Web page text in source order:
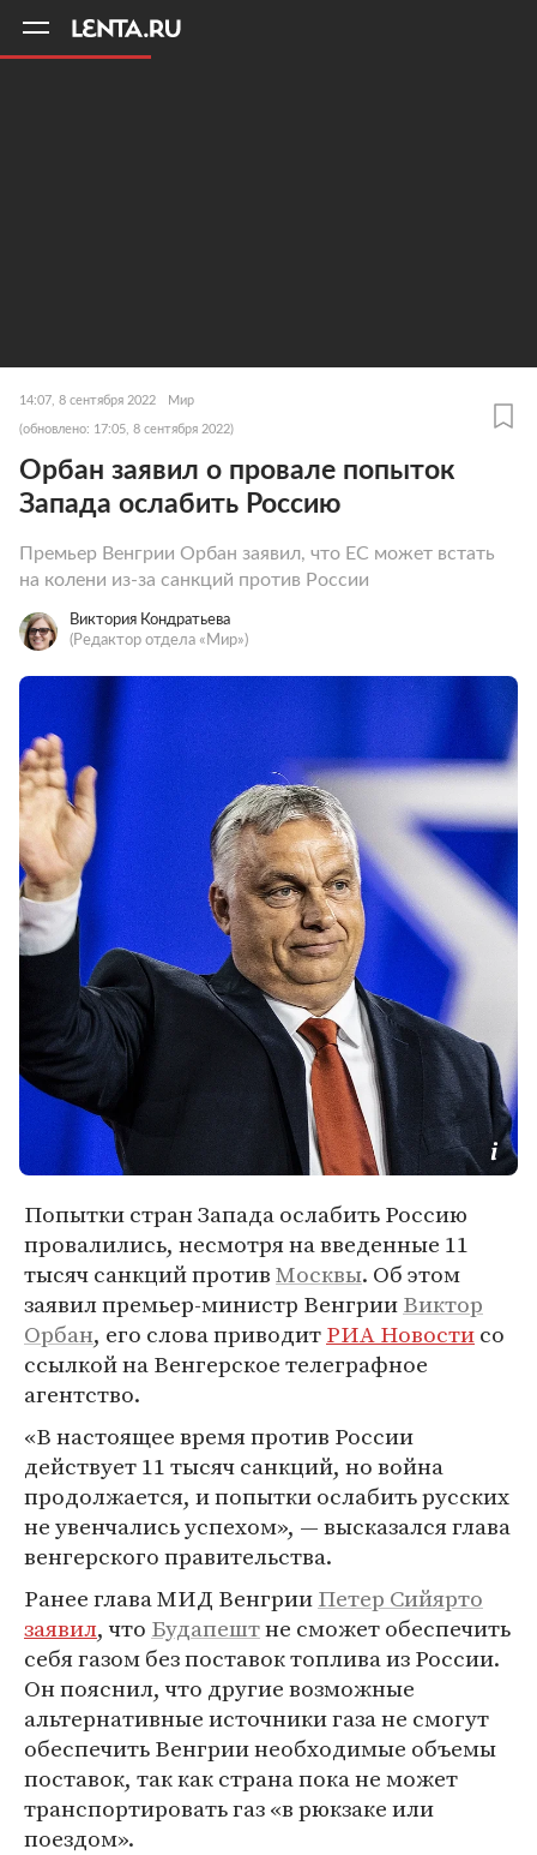
14:07, 8 сентября 2022 Мир
(обновлено: 17:05, 8 сентября 2022)
Орбан заявил о провале попыток
Запада ослабить Россию
Премьер Венгрии Орбан заявил, что ЕС может встать
на колени из-за санкций против России
Виктория Кондратьева
(Редактор отдела «Мир»)
Попытки стран Запада ослабить Россию
провалились, несмотря на введенные 11
тысяч санкций противМосквы. Об этом
заявил премьер-министр ВенгрииВиктор
Орбан, его слова приводитРИА Новостисо
ссылкой на Венгерское телеграфное
агентство.
«В настоящее время против России
действует 11 тысяч санкций, но война
продолжается, и попытки ослабить русских
не увенчались успехом», — высказался глава
венгерского правительства.
Ранее глава МИД ВенгрииПетер Сийярто
заявил, что Будапештне сможет обеспечить
себя газом без поставок топлива из России.
Он пояснил, что другие возможные
альтернативные источники газа не смогут
обеспечить Венгрии необходимые объемы
поставок, так как страна пока не может
транспортировать газ «в рюкзаке или
поездом».